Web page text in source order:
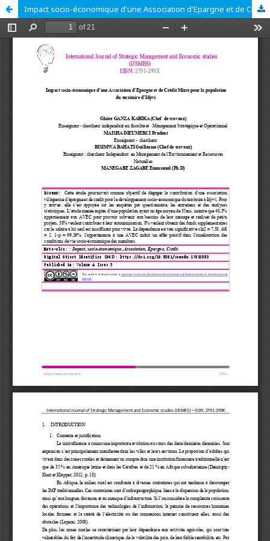
Impact socio-économique d'une Association d'Epargne et de Crédit Mixte pour la population du territoire d'Idjwi